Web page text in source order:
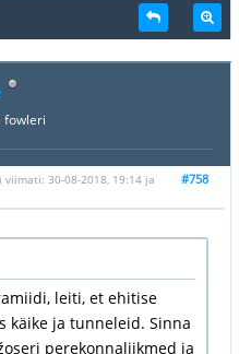
fowleri
#758
30-08-2018, 19:14 ja
leiti, et ehitise
käike ja tunneleid. Sinna
perekonnaliikmed ja